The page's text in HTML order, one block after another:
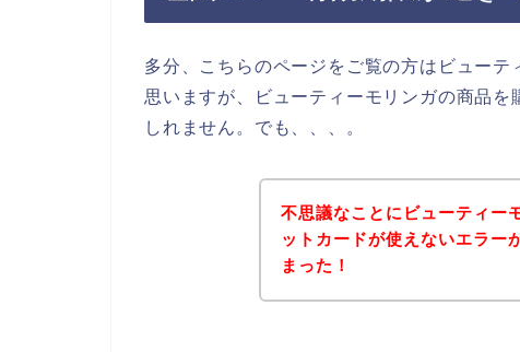
多分、こちらのページをご覧の方はビュー
思いますが、ビューティーモリンガの商品
しれません。でも、、、。
不思議なことにビューティー
ットカードが使えないエラー
まった！